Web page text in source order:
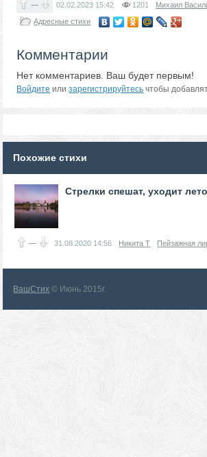
— 02.02.2023 15:42 1201
Михаил
Адресные стихи
Комментарии
Нет комментариев. Ваш будет первым!
Войдите илизарегистрируйтесь чтобы
Похожие стихи
Стрелки спешат, уходит лето
— 31.08.2020 14:56 Никита Т Пейзажная
ВашСтих © Июнь 2015г.